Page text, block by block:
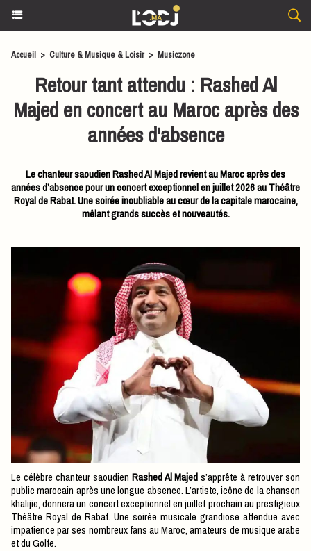
Accueil > Culture & Musique & Loisir > Musiczone
Retour tant attendu : Rashed Al
Majed en concert au Maroc après des
années d'absence
Le chanteur saoudien Rashed Al Majed revient au Maroc après des
années d’absence pour un concert exceptionnel en juillet 2026 au Théâtre
Royal de Rabat. Une soirée inoubliable au cœur de la capitale marocaine,
mêlant grands succès et nouveautés.
Le célèbre chanteur saoudien Rashed Al Majeds’apprête à retrouver son
public marocain après une longue absence. L’artiste, icône de la chanson
khalijie, donnera un concert exceptionnel en juillet prochain au prestigieux
Théâtre Royal de Rabat. Une soirée musicale grandiose attendue avec
impatience par ses nombreux fans au Maroc, amateurs de musique arabe
et du Golfe.